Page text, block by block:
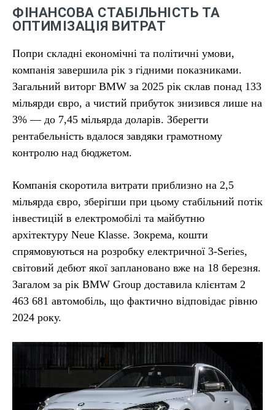
ФІНАНСОВА СТАБІЛЬНІСТЬ ТА
ОПТИМІЗАЦІЯ ВИТРАТ
Попри складні економічні та політичні умови,
компанія завершила рік з гідними показниками.
Загальний виторг BMW за 2025 рік склав понад 133
мільярди євро, а чистий прибуток знизився лише на
3% — до 7,45 мільярда доларів. Зберегти
рентабельність вдалося завдяки грамотному
контролю над бюджетом.
Компанія скоротила витрати приблизно на 2,5
мільярда євро, зберігши при цьому стабільний потік
інвестицій в електромобілі та майбутню
архітектуру Neue Klasse. Зокрема, кошти
спрямовуються на розробку електричної 3-Series,
світовий дебют якої заплановано вже на 18 березня.
Загалом за рік BMW Group доставила клієнтам 2
463 681 автомобіль, що фактично відповідає рівню
2024 року.